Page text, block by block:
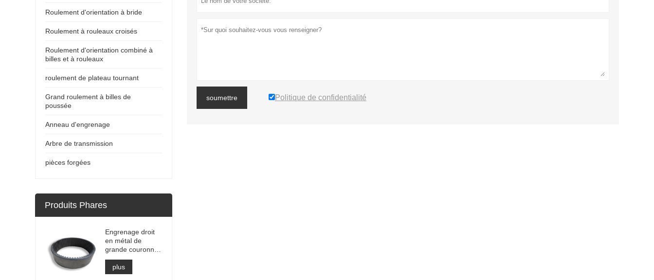
soumettre Politique de confidentialité
Roulement d'orientation à bride
Roulement à rouleaux croisés
Roulement d'orientation combiné à
billes et à rouleaux
roulement de plateau tournant
Grand roulement à billes de
poussée
Anneau d'engrenage
Arbre de transmission
pièces forgées
Produits Phares
Engrenage droit
en métal de
grande couronne
dentée interne de
haute précision
avec traitement
plus